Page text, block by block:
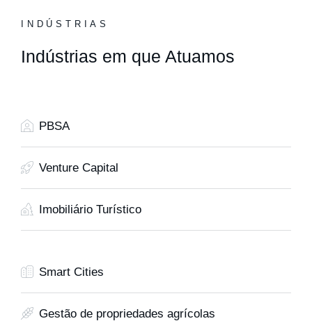
INDÚSTRIAS
Indústrias em que Atuamos
PBSA
Venture Capital
Imobiliário Turístico
Smart Cities
Gestão de propriedades agrícolas